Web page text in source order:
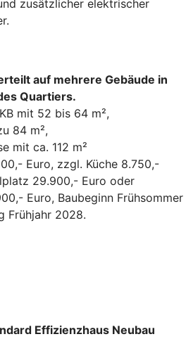
zusätzlicher elektrischer
auf mehrere Gebäude in
Quartiers.
mit 52 bis 64 m²,
84 m²,
mit ca. 112 m²
Euro, zzgl. Küche 8.750,-
29.900,- Euro oder
Euro, Baubeginn Frühsommer
Frühjahr 2028.
Effizienzhaus Neubau